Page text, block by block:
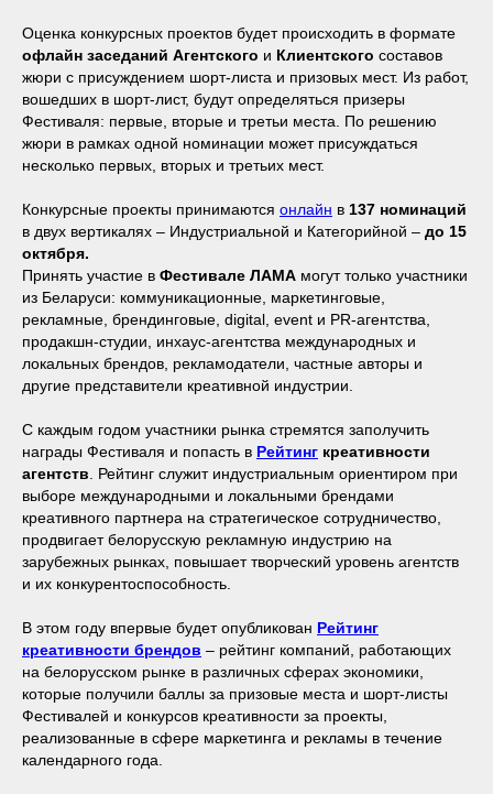
Оценка конкурсных проектов будет происходить в формате
офлайн заседаний Агентского и Клиентского составов
жюри с присуждением шорт-листа и призовых мест. Из работ,
вошедших в шорт-лист, будут определяться призеры
Фестиваля: первые, вторые и третьи места. По решению
жюри в рамках одной номинации может присуждаться
несколько первых, вторых и третьих мест.
Конкурсные проекты принимаются онлайн в 137 номинаций
в двух вертикалях – Индустриальной и Категорийной – до 15
октября.
Принять участие в Фестивале ЛАМА могут только участники
из Беларуси: коммуникационные, маркетинговые,
рекламные, брендинговые, digital, event и PR-агентства,
продакшн-студии, инхаус-агентства международных и
локальных брендов, рекламодатели, частные авторы и
другие представители креативной индустрии.
С каждым годом участники рынка стремятся заполучить
награды Фестиваля и попасть в Рейтинг креативности
агентств . Рейтинг служит индустриальным ориентиром при
выборе международными и локальными брендами
креативного партнера на стратегическое сотрудничество,
продвигает белорусскую рекламную индустрию на
зарубежных рынках, повышает творческий уровень агентств
и их конкурентоспособность.
В этом году впервые будет опубликован Рейтинг
креативности брендов – рейтинг компаний, работающих
на белорусском рынке в различных сферах экономики,
которые получили баллы за призовые места и шорт-листы
Фестивалей и конкурсов креативности за проекты,
реализованные в сфере маркетинга и рекламы в течение
календарного года.